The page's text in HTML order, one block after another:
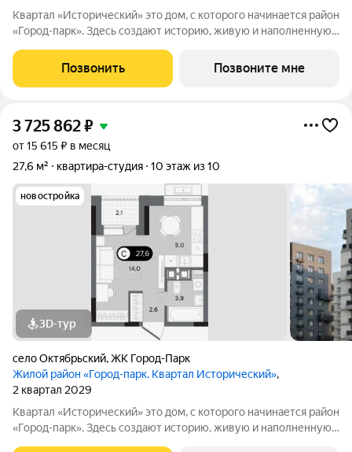
Квартал «Исторический» это дом, с которого начинается район
«Город-парк». Здесь создают историю, живую и наполненную
от семи до десяти этажей и двух десятиэтажных башен,
выходящих на
Позвонить Позвоните мне
3 725 862₽
от 15 615 ₽ в месяц
27,6 м²
квартира-студия 10 этаж из 10
новостройка
3D-тур
село Октябрьский,ЖК Город-Парк
Жилой район «Город-парк. Квартал Исторический»,
2 квартал 2029
Квартал «Исторический» это дом, с которого начинается район
«Город-парк». Здесь создают историю, живую и наполненную